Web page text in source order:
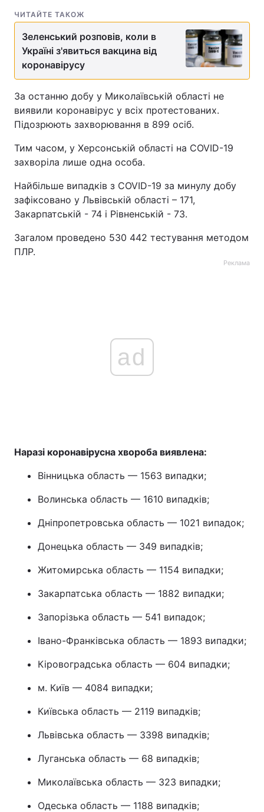
ЧИТАЙТЕ ТАКОЖ
Зеленський розповів, коли в
Україні з'явиться вакцина від
коронавірусу
За останню добу у Миколаївській області не
виявили коронавірус у всіх протестованих.
Підозрюють захворювання в 899 осіб.
Тим часом, у Херсонській області на COVID-19
захворіла лише одна особа.
Найбільше випадків з COVID-19 за минулу добу
зафіксовано у Львівській області – 171,
Закарпатській - 74 і Рівненській - 73.
Загалом проведено 530 442 тестування методом
ПЛР.
Реклама
ad
Наразі коронавірусна хвороба виявлена:
Вінницька область — 1563 випадки;
Волинська область — 1610 випадків;
Дніпропетровська область — 1021 випадок;
Донецька область — 349 випадків;
Житомирська область — 1154 випадки;
Закарпатська область — 1882 випадки;
Запорізька область — 541 випадок;
Івано-Франківська область — 1893 випадки;
Кіровоградська область — 604 випадки;
м. Київ — 4084 випадки;
Київська область — 2119 випадків;
Львівська область — 3398 випадків;
Луганська область — 68 випадків;
Миколаївська область — 323 випадки;
Одеська область — 1188 випадків;